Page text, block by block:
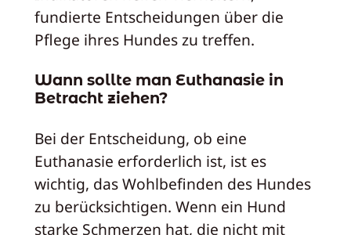
fundierte Entscheidungen über die
Pflege ihres Hundes zu treffen.
Wann sollte man Euthanasie in
Betracht ziehen?
Bei der Entscheidung, ob eine
Euthanasie erforderlich ist, ist es
wichtig, das Wohlbefinden des Hundes
zu berücksichtigen. Wenn ein Hund
starke Schmerzen hat, die nicht mit